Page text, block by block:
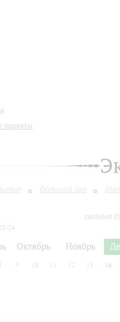
проекты
Большой зал
сегодня
24
Октябрь Ноябрь
9 10 12 13 14